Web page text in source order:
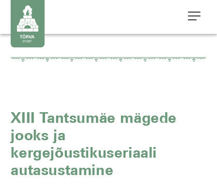
XIII Tantsumäe mägede
jooks ja
kergejõustikuseriaali
autasustamine